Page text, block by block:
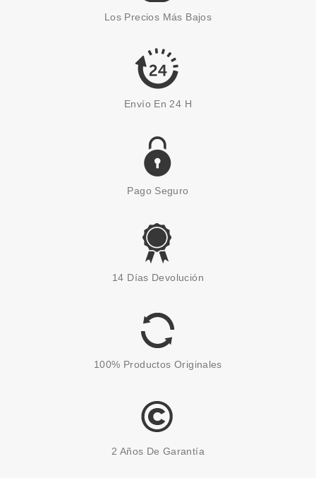
SMOOTHING CONDITIONER 355
ML
7.20€
HASK
THICKENING CONDITIONER
7.30€
Los Precios Más Bajos
Envío En 24 H
Pago Seguro
14 Días Devolución
100% Productos Originales
2 Años De Garantía